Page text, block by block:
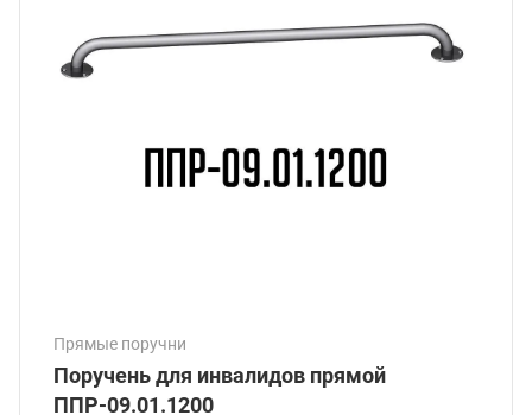
Прямые поручни
Поручень для инвалидов прямой
ППР-09.01.1200